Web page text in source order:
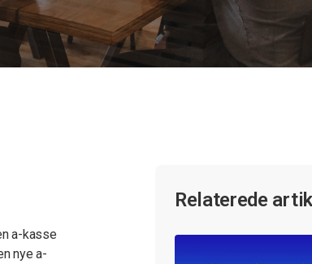
a-kasse
nye a-
Relaterede